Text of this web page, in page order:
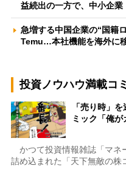
益続出の一方で、中小企
急増する中国企業の“国籍
Temu…本社機能を海外に
投資ノウハウ満載コ
「売り時」
ミック「俺が
かつて投資情報雑誌「マネ
詰め込まれた「天下無敵の